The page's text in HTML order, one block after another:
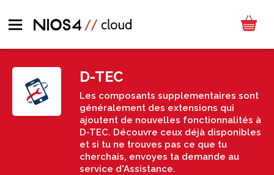
D-TEC
Les composants supplementaires sont
généralement des extensions qui
ajoutent de nouvelles fonctionnalités à
D-TEC. Découvre ceux déjà disponibles
et si tu ne trouves pas ce que tu
cherchais, envoyes ta demande au
service d'Assistance.